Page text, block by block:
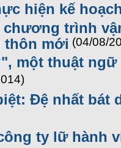
hiện kế
trình
thôn mới (04/08/
một thuật ngữ
Đệ nhất bát
ty lữ hành